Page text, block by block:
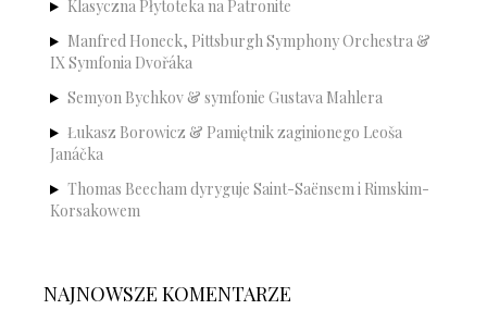
Klasyczna Płytoteka na Patronite
Manfred Honeck, Pittsburgh Symphony Orchestra &
IX Symfonia Dvořáka
Semyon Bychkov & symfonie Gustava Mahlera
Łukasz Borowicz & Pamiętnik zaginionego Leoša
Janáčka
Thomas Beecham dyryguje Saint-Saënsem i Rimskim-
Korsakowem
NAJNOWSZE KOMENTARZE